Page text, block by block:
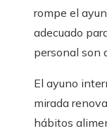
rompe el
adecuado
personal son
El ayuno
mirada
hábitos